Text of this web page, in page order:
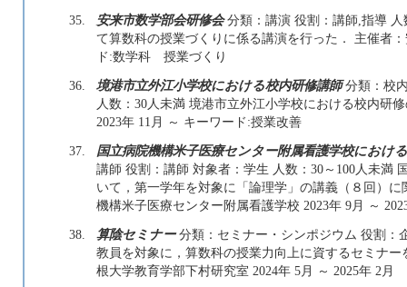
35.
安来市数学部会研修会分類：講演 役割：講師,指導 人
て算数科の授業づくりに係る講演を行った． 主催者
ド:数学科 授業づくり
36.
境港市立外江小学校における校内研修講師分類：校
人数：30人未満 境港市立外江小学校における校内研
2023年 11月 ～ キーワード:授業改善
37.
国立病院機構米子医療センター附属看護学校におけ
講師 役割：講師 対象者：学生 人数：30～100人未満
いて，第一学年を対象に「論理学」の講義（８回）
機構米子医療センター附属看護学校 2023年 9月 ～
38.
算陰セミナー分類：セミナー・シンポジウム 役割：
教員を対象に，算数科の授業力向上に資するセミナ
根大学教育学部下村研究室 2024年 5月 ～ 2025年 2月